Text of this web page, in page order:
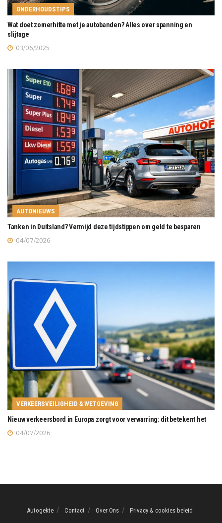
ONDERHOUDSTIPS
Wat doet zomerhitte met je autobanden? Alles over spanning en
slijtage
03/06/2025
AUTONIEUWS
Tanken in Duitsland? Vermijd deze tijdstippen om geld te besparen
04/07/2026
VERKEERSVEILIGHEID & WETGEVING
Nieuw verkeersbord in Europa zorgt voor verwarring: dit betekent het
04/07/2026
Autogekte Contact Over Ons Privacy & cookies beleid